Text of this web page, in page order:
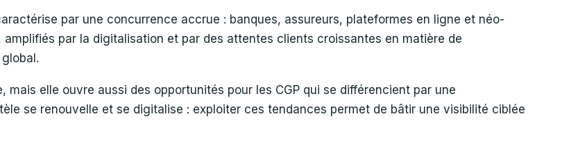
par une concurrence accrue : banques, assureurs, plateformes en ligne et néo-
par la digitalisation et par des attentes clients croissantes en matière de
elle ouvre aussi des opportunités pour les CGP qui se différencient par une
se renouvelle et se digitalise : exploiter ces tendances permet de bâtir une visibilité ciblée